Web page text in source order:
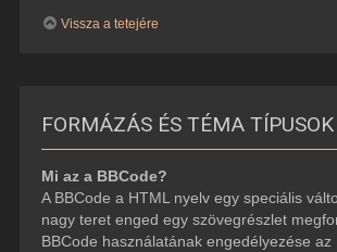
Vissza a tetejére
FORMÁZÁS ÉS TÉMA TÍPUSOK
Mi az a BBCode?
A BBCode a HTML nyelv egy speciális
nagy teret enged egy szövegrészlet
BBCode használatának engedélyezése az